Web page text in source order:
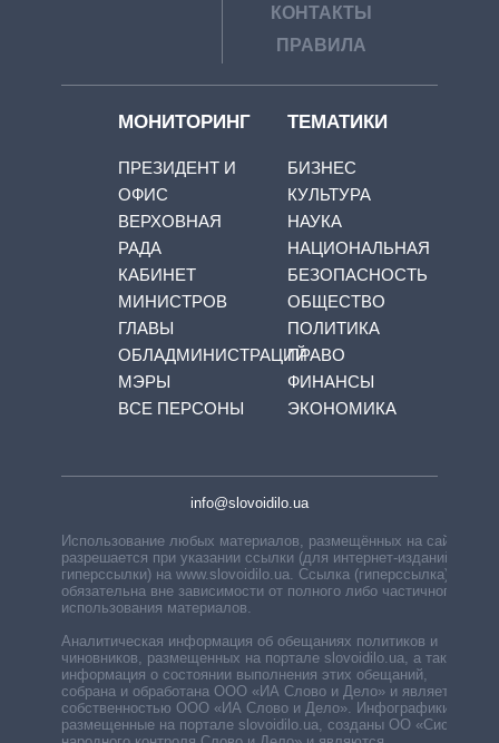
КОНТАКТЫ
ПРАВИЛА
МОНИТОРИНГ
ПРЕЗИДЕНТ И
ОФИС
ВЕРХОВНАЯ
РАДА
КАБИНЕТ
МИНИСТРОВ
ГЛАВЫ
ОБЛАДМИНИСТРАЦИЙ
МЭРЫ
ВСЕ ПЕРСОНЫ
ТЕМАТИКИ
БИЗНЕС
КУЛЬТУРА
НАУКА
НАЦИОНАЛЬНАЯ
БЕЗОПАСНОСТЬ
ОБЩЕСТВО
ПОЛИТИКА
ПРАВО
ФИНАНСЫ
ЭКОНОМИКА
info@slovoidilo.ua
Использование любых материалов, размещённых на сайте,
разрешается при указании ссылки (для интернет-изданий —
гиперссылки) на www.slovoidilo.ua. Ссылка (гиперссылка)
обязательна вне зависимости от полного либо частичного
использования материалов.
Аналитическая информация об обещаниях политиков и
чиновников, размещенных на портале slovoidilo.ua, а также
информация о состоянии выполнения этих обещаний,
собрана и обработана ООО «ИА Слово и Дело» и является
собственностью ООО «ИА Слово и Дело». Инфографики,
размещенные на портале slovoidilo.ua, созданы ОО «Система